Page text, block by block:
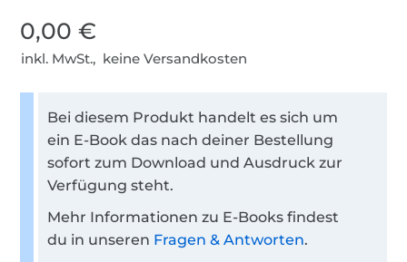
0,00 €
inkl. MwSt., keine Versandkosten
Bei diesem Produkt handelt es sich um
ein E-Book das nach deiner Bestellung
sofort zum Download und Ausdruck zur
Verfügung steht.
Mehr Informationen zu E-Books findest
du in unseren Fragen & Antworten.